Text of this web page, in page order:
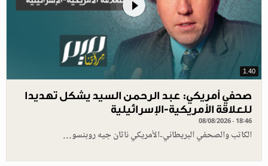
1.40
صحفي أمريكي: عبد الرحمن السيد يشكل تهديدا
للعلاقة الأمريكية-الإسرائيلية
08/08/2026 - 18:46
الكاتب والصحفي البريطاني-الأمريكي ناثان جيه روبنسو…